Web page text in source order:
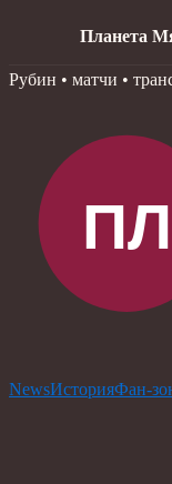
Планета
Skip
Рубин • матчи •
NewsИсторияФан-